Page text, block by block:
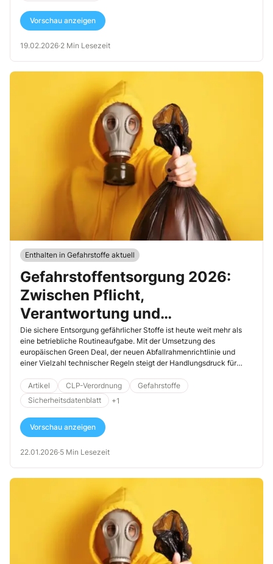
Vorschau anzeigen
19.02.2026·2 Min Lesezeit
Enthalten in Gefahrstoffe aktuell
Gefahrstoffentsorgung 2026:
Zwischen Pflicht,
Verantwortung und
Zukunftschance
Die sichere Entsorgung gefährlicher Stoffe ist heute weit mehr als
eine betriebliche Routineaufgabe. Mit der Umsetzung des
europäischen Green Deal, der neuen Abfallrahmenrichtlinie und
einer Vielzahl technischer Regeln steigt der Handlungsdruck für
bevor: weg von der reinen Entsorgung hin zu einem integrierten,
nachhaltigen Abfallmanagementsystem.
Artikel CLP-Verordnung
Gefahrstoffe
Sicherheitsdatenblatt
+1
Vorschau anzeigen
22.01.2026·5 Min Lesezeit